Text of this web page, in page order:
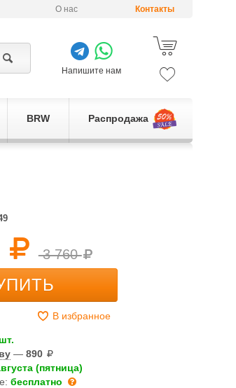
О нас Контакты
Напишите нам
BRW Распродажа
3 760
В избранное
—890
(пятница)
бесплатно